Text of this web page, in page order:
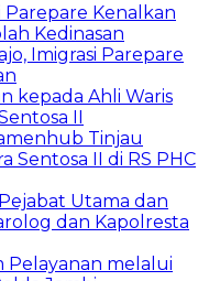
Parepare Kenalkan
Kedinasan
Imigrasi Parepare
kepada Ahli Waris
II
Tinjau
Sentosa II di RS PHC
Utama dan
dan Kapolresta
Pelayanan melalui